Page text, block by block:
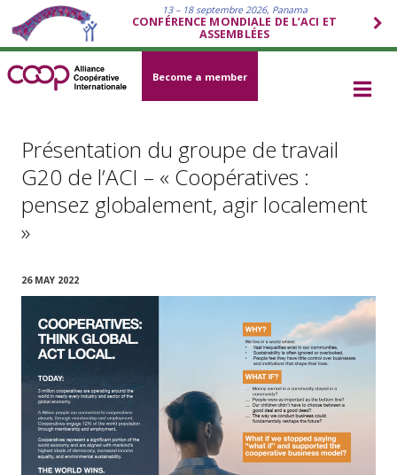
13 – 18 septembre 2026, Panama
CONFÉRENCE MONDIALE DE L’ACI ET
ASSEMBLÉES
Become a member
Présentation du groupe de travail
G20 de l’ACI – « Coopératives :
pensez globalement, agir localement
»
26 MAY 2022